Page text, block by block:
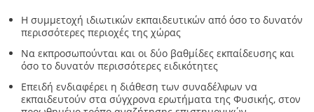
Η συμμετοχή ιδιωτικών εκπαιδευτικών από όσο το δυνατόν
περισσότερες περιοχές της χώρας
Να εκπροσωπούνται και οι δύο βαθμίδες εκπαίδευσης και
όσο το δυνατόν περισσότερες ειδικότητες
Επειδή ενδιαφέρει η διάθεση των συναδέλφων να
εκπαιδευτούν στα σύγχρονα ερωτήματα της Φυσικής, στον